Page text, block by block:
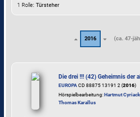
1 Rolle: Türsteher
2016 (ca. 47-
Die drei !!! (42) Geheimnis der
EUROPACD 88875 13191 2 (2016)
Hörspielbearbeitung:Hartmut
Thomas Karallus